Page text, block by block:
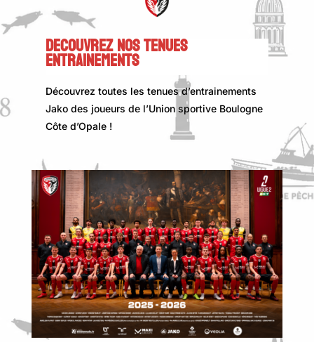
DECOUVREZ NOS TENUES
ENTRAINEMENTS
Découvrez toutes les tenues d’entrainements
Jako des joueurs de l’Union sportive Boulogne
Côte d’Opale !